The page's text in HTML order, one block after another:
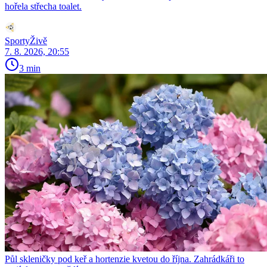
hořela střecha toalet.
SportyŽivě
7. 8. 2026, 20:55
3 min
Půl skleničky pod keř a hortenzie kvetou do října. Zahrádkáři to